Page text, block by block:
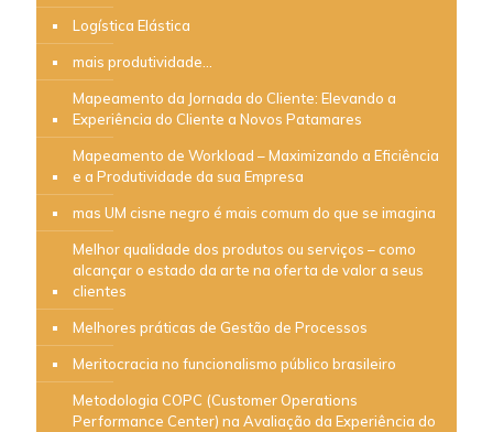
Logística Elástica
mais produtividade…
Mapeamento da Jornada do Cliente: Elevando a
Experiência do Cliente a Novos Patamares
Mapeamento de Workload – Maximizando a Eficiência
e a Produtividade da sua Empresa
mas UM cisne negro é mais comum do que se imagina
Melhor qualidade dos produtos ou serviços – como
alcançar o estado da arte na oferta de valor a seus
clientes
Melhores práticas de Gestão de Processos
Meritocracia no funcionalismo público brasileiro
Metodologia COPC (Customer Operations
Performance Center) na Avaliação da Experiência do